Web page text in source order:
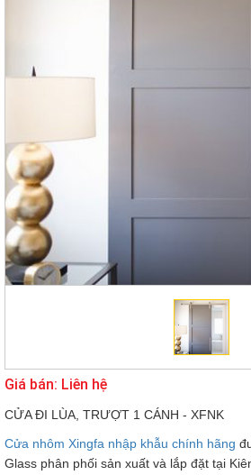
Giá bán: Liên hệ
CỬA ĐI LÙA, TRƯỢT 1 CÁNH - XFNK
Cửa nhôm Xingfa nhập khẫu chính hãng
Glass phân phối sản xuất và lắp đặt tại